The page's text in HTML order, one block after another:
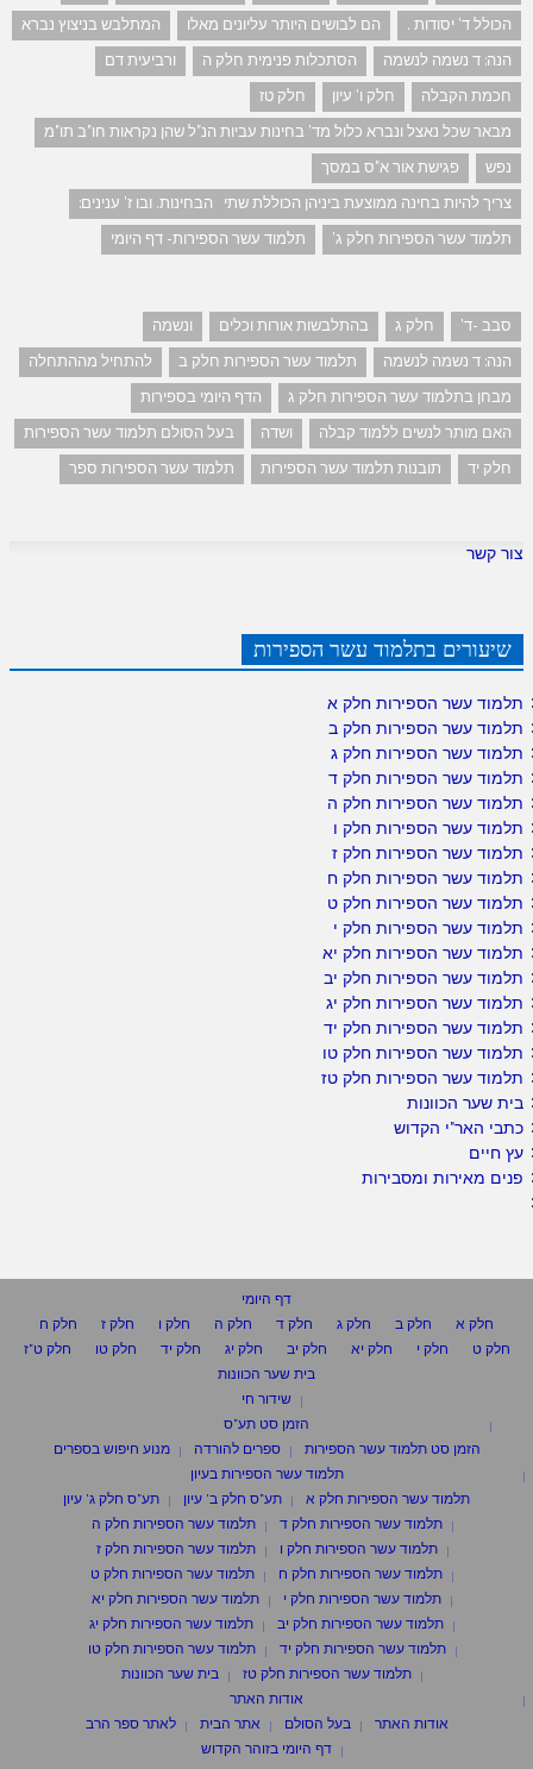
הכולל ד' יסודות .
הם לבושים היותר עליונים מאלו
המתלבש בניצוץ נברא
הנה: ד נשמה לנשמה
הסתכלות פנימית חלק ה
ורביעית דם
חכמת הקבלה
חלק ו' עיון
חלק טז
מבאר שכל נאצל ונברא כלול מד' בחינות עביות הנ"ל שהן נקראות חו"ב תו"מ
נפש
פגישת אור א"ס במסך
צריך להיות בחינה ממוצעת ביניהן הכוללת שתי הבחינות. ובו ז' ענינים:
תלמוד עשר הספירות חלק ג'
תלמוד עשר הספירות- דף היומי
סבב -ד' חלק ג בהתלבשות אורות וכלים
ונשמה
הנה: ד נשמה לנשמה
תלמוד עשר הספירות חלק ב
להתחיל מההתחלה
מבחן בתלמוד עשר הספירות חלק ג
הדף היומי בספירות
האם מותר לנשים ללמוד קבלה
ושדה
בעל הסולם תלמוד עשר הספירות
חלק יד
תובנות תלמוד עשר הספירות תלמוד עשר הספירות ספר
צור קשר
שיעורים בתלמוד עשר הספירות
תלמוד עשר הספירות חלק א
תלמוד עשר הספירות חלק ב
תלמוד עשר הספירות חלק ג
תלמוד עשר הספירות חלק ד
תלמוד עשר הספירות חלק ה
תלמוד עשר הספירות חלק ו
תלמוד עשר הספירות חלק ז
תלמוד עשר הספירות חלק ח
תלמוד עשר הספירות חלק ט
תלמוד עשר הספירות חלק י
תלמוד עשר הספירות חלק יא
תלמוד עשר הספירות חלק יב
תלמוד עשר הספירות חלק יג
תלמוד עשר הספירות חלק יד
תלמוד עשר הספירות חלק טו
תלמוד עשר הספירות חלק טז
בית שער הכוונות
כתבי האר"י הקדוש
עץ חיים
פנים מאירות ומסבירות
דף היומי
חלק א
חלק ב חלק ג חלק ד חלק ה חלק ו חלק ז
חלק ח
חלק ט
חלק י חלק יא חלק יב חלק יג חלק יד חלק טו
חלק ט"ז
בית שער הכוונות
שידור חי
הזמן סט תע"ס
הזמן סט תלמוד עשר הספירות
ספרים להורדה
מנוע חיפוש בספרים
תלמוד עשר הספירות בעיון
תלמוד עשר הספירות חלק א
תע"ס חלק ב' עיון
תע"ס חלק ג' עיון
תלמוד עשר הספירות חלק ד
תלמוד עשר הספירות חלק ה
תלמוד עשר הספירות חלק ו
תלמוד עשר הספירות חלק ז
תלמוד עשר הספירות חלק ח
תלמוד עשר הספירות חלק ט
תלמוד עשר הספירות חלק י
תלמוד עשר הספירות חלק יא
תלמוד עשר הספירות חלק יב
תלמוד עשר הספירות חלק יג
תלמוד עשר הספירות חלק יד
תלמוד עשר הספירות חלק טו
תלמוד עשר הספירות חלק טז
בית שער הכוונות
אודות האתר
אודות האתר
בעל הסולם אתר הבית
לאתר ספר הרב
דף היומי בזוהר הקדוש